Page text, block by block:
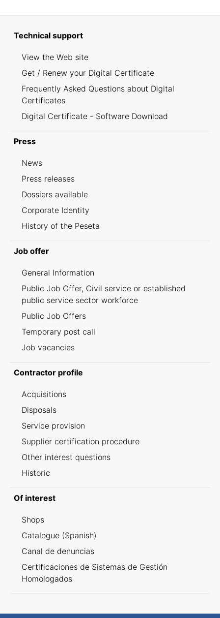
Technical support
View the Web site
Get / Renew your Digital Certificate
Frequently Asked Questions about Digital
Certificates
Digital Certificate - Software Download
Press
News
Press releases
Dossiers available
Corporate Identity
History of the Peseta
Job offer
General Information
Public Job Offer, Civil service or established
public service sector workforce
Public Job Offers
Temporary post call
Job vacancies
Contractor profile
Acquisitions
Disposals
Service provision
Supplier certification procedure
Other interest questions
Historic
Of interest
Shops
Catalogue (Spanish)
Canal de denuncias
Certificaciones de Sistemas de Gestión
Homologados